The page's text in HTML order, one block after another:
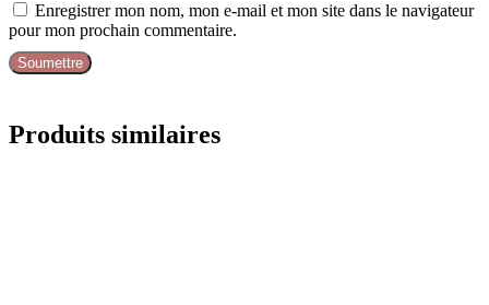
Enregistrer mon nom, mon e-mail et mon site dans le navigateur
pour mon prochain commentaire.
Produits similaires